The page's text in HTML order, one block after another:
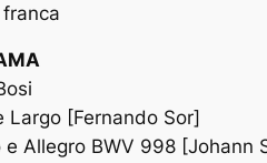
Largo [Fernando Sor]
e Allegro BWV 998 [Johann